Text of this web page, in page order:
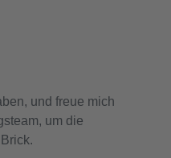
und freue mich
um die